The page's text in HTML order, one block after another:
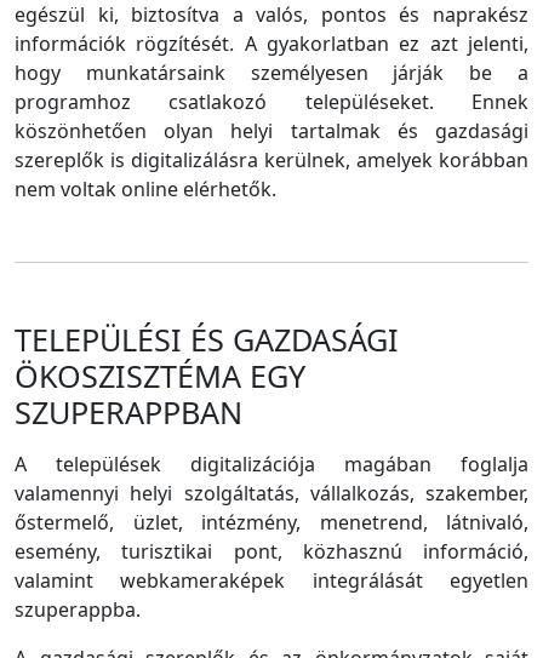
egészül ki, biztosítva a valós, pontos és naprakész
információk rögzítését. A gyakorlatban ez azt jelenti,
hogy munkatársaink személyesen járják be a
programhoz csatlakozó településeket. Ennek
köszönhetően olyan helyi tartalmak és gazdasági
szereplők is digitalizálásra kerülnek, amelyek korábban
nem voltak online elérhetők.
TELEPÜLÉSI ÉS GAZDASÁGI
ÖKOSZISZTÉMA EGY
SZUPERAPPBAN
A települések digitalizációja magában foglalja
valamennyi helyi szolgáltatás, vállalkozás, szakember,
őstermelő, üzlet, intézmény, menetrend, látnivaló,
esemény, turisztikai pont, közhasznú információ,
valamint webkameraképek integrálását egyetlen
szuperappba.